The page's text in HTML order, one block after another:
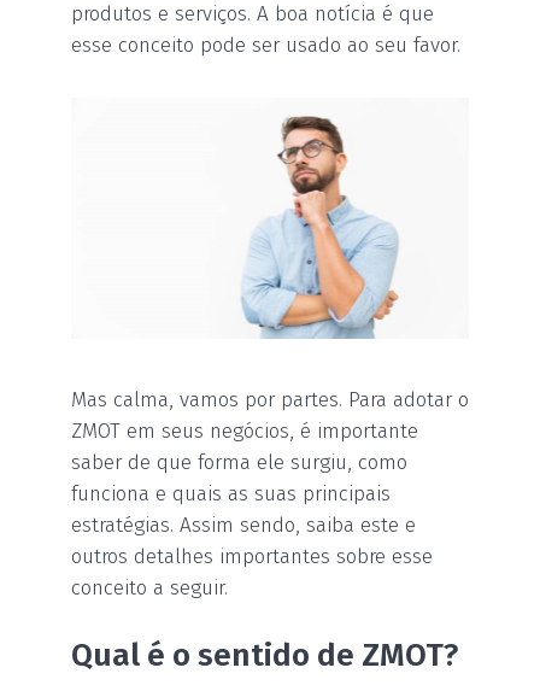
produtos e serviços. A boa notícia é que
esse conceito pode ser usado ao seu favor.
Mas calma, vamos por partes. Para adotar o
ZMOT em seus negócios, é importante
saber de que forma ele surgiu, como
funciona e quais as suas principais
estratégias. Assim sendo, saiba este e
outros detalhes importantes sobre esse
conceito a seguir.
Qual é o sentido de ZMOT?